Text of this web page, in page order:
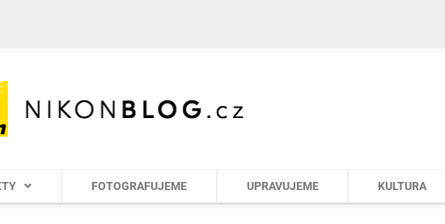
FOTOGRAFUJEME UPRAVUJEME KULTURA